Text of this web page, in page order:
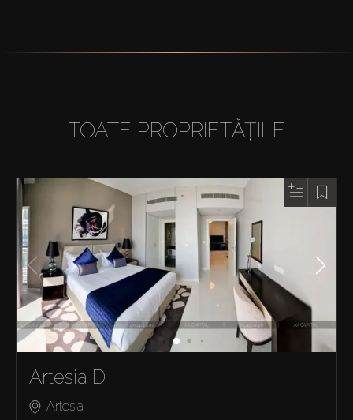
TOATE PROPRIETĂȚILE
Artesia D
Artesia